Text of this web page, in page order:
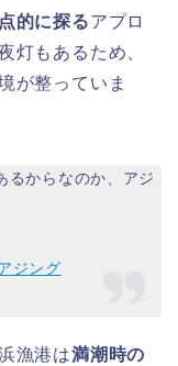
的に探るアプロ
灯もあるため、
が整っていま
るからなのか、アジ
ジング
漁港は満潮時の